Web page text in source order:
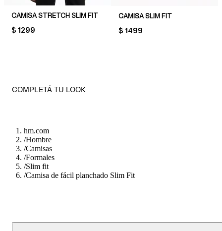
CAMISA STRETCH SLIM FIT
PRICE:
$ 1299
CAMISA SLIM FIT
PRICE:
$ 1499
COMPLETÁ TU LOOK
hm.com
/Hombre
/Camisas
/Formales
/Slim fit
/Camisa de fácil planchado Slim Fit